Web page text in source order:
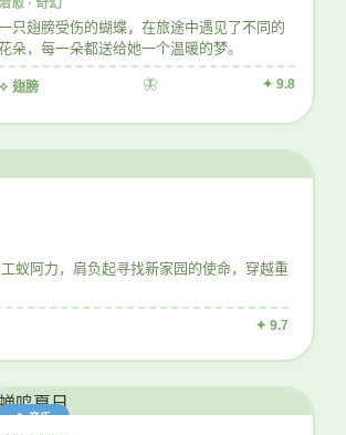
愈 · 奇幻
只翅膀受伤的蝴蝶，在旅途中遇见了不同的
朵，每一朵都送给她一个温暖的梦。
✧ 翅膀 🦋 ✦ 9.8
蚁阿力，肩负起寻找新家园的使命，穿越重
✦ 9.7
🎵 音乐